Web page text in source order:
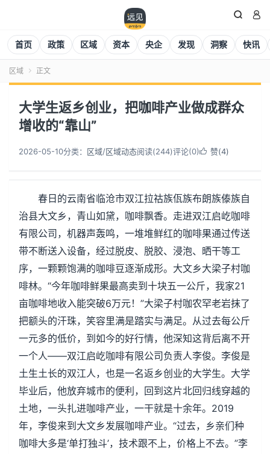
 
首页 政策 区域 资本 央企 发现 洞察 快讯
区域  正文
大学生返乡创业，把咖啡产业做成群众
增收的“靠山”
2026-05-10分类： 区域/区域动态阅读(244)评论(0) 赞(4)
春日的云南省临沧市双江拉祜族佤族布朗族傣族自
治县大文乡，青山如黛，咖啡飘香。走进双江启屹咖啡
有限公司，机器声轰鸣，一堆堆鲜红的咖啡果通过传送
带不断送入设备，经过脱皮、脱胶、浸泡、晒干等工
序，一颗颗饱满的咖啡豆逐渐成形。大文乡大梁子村咖
啡林。“今年咖啡鲜果最高卖到十块五一公斤，我家21
亩咖啡地收入能突破6万元！”大梁子村咖农罕老岩抹了
把额头的汗珠，笑容里满是踏实与满足。从过去每公斤
一元多的低价，到如今的好行情，他深知这背后离不开
一个人——双江启屹咖啡有限公司负责人李俊。李俊是
土生土长的双江人，也是一名返乡创业的大学生。大学
毕业后，他放弃城市的便利，回到这片北回归线穿越的
土地，一头扎进咖啡产业，一干就是十余年。2019
年，李俊来到大文乡发展咖啡产业。“过去，乡亲们种
咖啡大多是‘单打独斗’，技术跟不上，价格上不去。”李